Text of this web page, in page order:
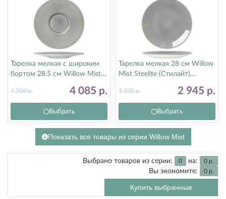
Тарелка мелкая с широким
бортом 28.5 см Willow Mist
4 085 р.
4 300р.
Выбрать
Тарелка мелкая 28 см Willow
Mist Steelite (Стилайт)
2 945 р.
3 100р.
Выбрать
Показать все товары из серии Willow Mist
Выбрано товаров из серии: 0 на: 0 р.
Вы экономите: 0 р.
Купить выбранные